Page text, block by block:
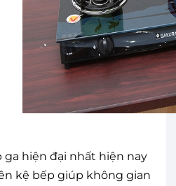
ga hiện đại nhất hiện nay
kệ bếp giúp không gian